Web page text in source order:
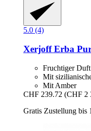
5.0 (4)
XerjoffErba
Fruchtiger Duft
Mit
Mit Amber
CHF 239.72 (CHF 2
Gratis Zustellung bis